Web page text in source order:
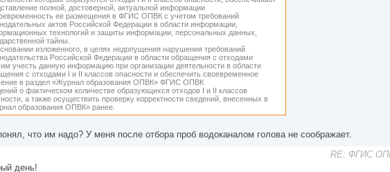
полной, достоверной, актуальной информации
ее размещения в ФГИС ОПВК с учетом требований
актов Российской Федерации в области информации,
технологий и защиты информации, персональных данных,
тайны.
изложенного, в целях недопущения нарушения требований
Российской Федерации в области обращения с отходами
учесть данную информацию при организации деятельности в области
с отходами I и II классов опасности и обеспечить своевременное
в раздел «Журнал образования ОПВК» ФГИС ОПВК
о фактическом количестве образующихся отходов I и II классов
а также осуществить проверку корректности сведений, внесенных в
образования ОПВК» ранее.
что им надо? У меня после отбора проб водоканалом голова не соображает.
RE: ФГИС
день!